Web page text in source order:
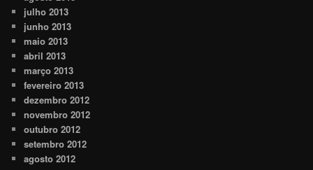
julho 2013
junho 2013
maio 2013
abril 2013
março 2013
fevereiro 2013
dezembro 2012
novembro 2012
outubro 2012
setembro 2012
agosto 2012